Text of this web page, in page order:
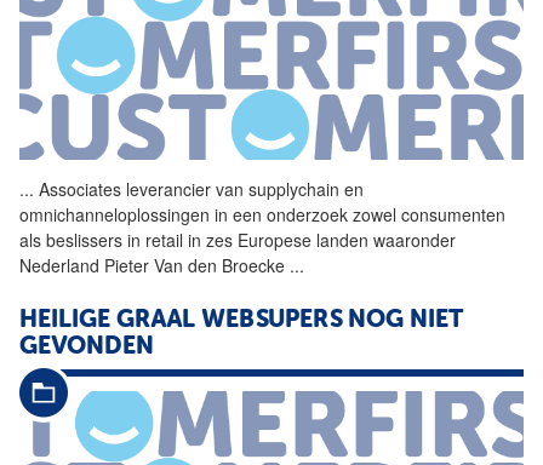
... Associates leverancier van supplychain en
omnichanneloplossingen in een onderzoek zowel consumenten
als beslissers in retail in zes Europese landen waaronder
Nederland Pieter Van den Broecke ...
HEILIGE GRAAL WEBSUPERS NOG NIET
GEVONDEN